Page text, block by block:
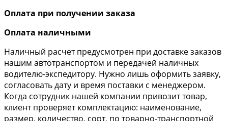
Оплата при получении заказа
Оплата наличными
Наличный расчет предусмотрен при доставке заказов
нашим автотранспортом и передачей наличных
водителю-экспедитору. Нужно лишь оформить заявку,
согласовать дату и время поставки с менеджером.
Когда сотрудник нашей компании привозит товар,
клиент проверяет комплектацию: наименование,
размер, количество, сорт, по товарно-транспортной